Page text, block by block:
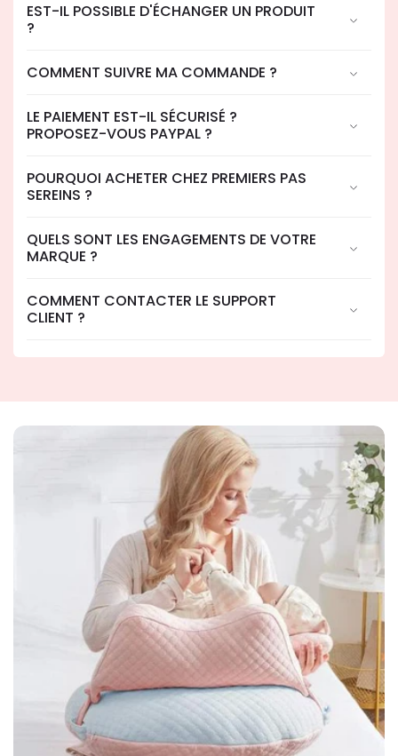
EST-IL POSSIBLE D'ÉCHANGER UN PRODUIT
?
COMMENT SUIVRE MA COMMANDE ?
LE PAIEMENT EST-IL SÉCURISÉ ?
PROPOSEZ-VOUS PAYPAL ?
POURQUOI ACHETER CHEZ PREMIERS PAS
SEREINS ?
QUELS SONT LES ENGAGEMENTS DE VOTRE
MARQUE ?
COMMENT CONTACTER LE SUPPORT
CLIENT ?